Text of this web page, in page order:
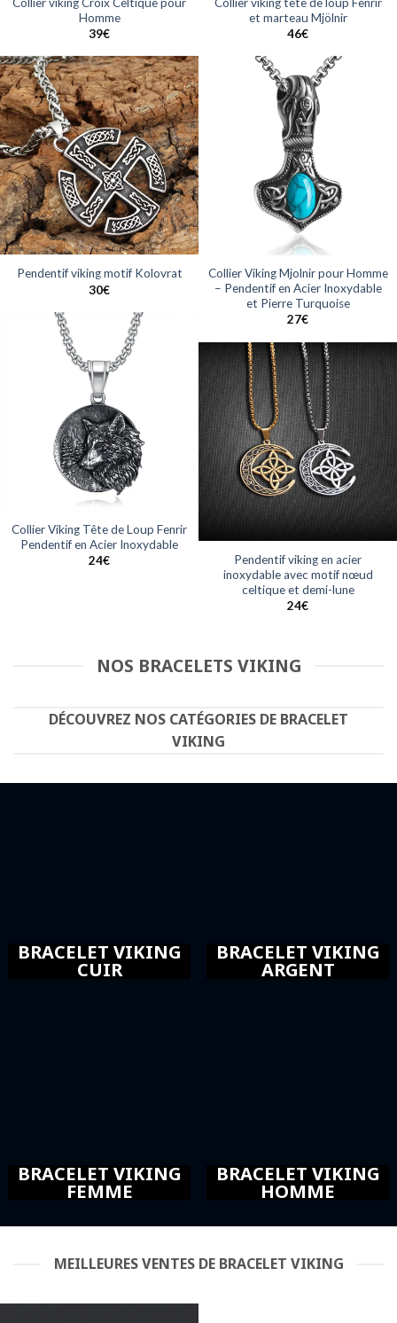
Homme
39€
et marteau Mjölnir
46€
Pendentif viking motif Kolovrat
30€
Collier Viking Mjolnir pour Homme
– Pendentif en Acier Inoxydable
et Pierre Turquoise
27€
Collier Viking Tête de Loup Fenrir
Pendentif en Acier Inoxydable
24€
Pendentif viking en acier
inoxydable avec motif nœud
celtique et demi-lune
24€
NOS BRACELETS VIKING
DÉCOUVREZ NOS CATÉGORIES DE BRACELET
VIKING
BRACELET VIKING
CUIR
BRACELET VIKING
ARGENT
BRACELET VIKING
FEMME
BRACELET VIKING
HOMME
MEILLEURES VENTES DE BRACELET VIKING